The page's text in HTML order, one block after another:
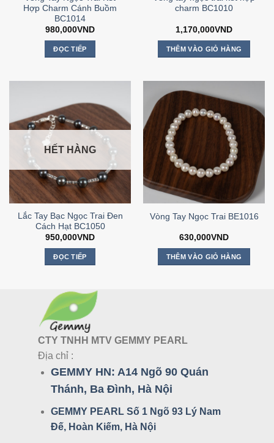
Hợp Charm Cánh Buồm
BC1014
980,000VND
ĐỌC TIẾP
charm BC1010
1,170,000VND
THÊM VÀO GIỎ HÀNG
HẾT HÀNG
Lắc Tay Bạc Ngọc Trai Đen
Cách Hạt BC1050
950,000VND
ĐỌC TIẾP
Vòng Tay Ngọc Trai BE1016
630,000VND
THÊM VÀO GIỎ HÀNG
CTY TNHH MTV GEMMY PEARL
Địa chỉ :
GEMMY HN: A14 Ngõ 90 Quán
Thánh, Ba Đình, Hà Nội
GEMMY PEARL Số 1 Ngõ 93 Lý Nam
Đế, Hoàn Kiếm, Hà Nội